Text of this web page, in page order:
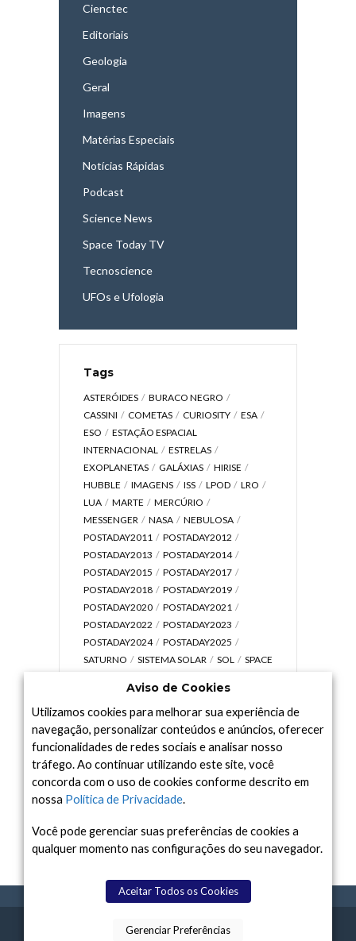
Cienctec
Editoriais
Geologia
Geral
Imagens
Matérias Especiais
Notícias Rápidas
Podcast
Science News
Space Today TV
Tecnoscience
UFOs e Ufologia
Tags
ASTERÓIDES
BURACO NEGRO
CASSINI
COMETAS CURIOSITY
ESA
ESO
ESTAÇÃO ESPACIAL
INTERNACIONAL
ESTRELAS
EXOPLANETAS
GALÁXIAS
HIRISE
HUBBLE
IMAGENS ISS LPOD
LRO
LUA
MARTE
MERCÚRIO
MESSENGER
NASA
NEBULOSA
POSTADAY2011
POSTADAY2012
POSTADAY2013
POSTADAY2014
POSTADAY2015
POSTADAY2017
POSTADAY2018
POSTADAY2019
POSTADAY2020
POSTADAY2021
POSTADAY2022
POSTADAY2023
POSTADAY2024
POSTADAY2025
SATURNO
SISTEMA SOLAR SOL
SPACE
UNIVERSO
VÍDEO
Arquivo
Arquivo
TERMOS CONTATO SPACE TODAY
Aviso de Cookies
Utilizamos cookies para melhorar sua experiência de
navegação, personalizar conteúdos e anúncios, oferecer
funcionalidades de redes sociais e analisar nosso
tráfego. Ao continuar utilizando este site, você
concorda com o uso de cookies conforme descrito em
nossa Política de Privacidade.
Você pode gerenciar suas preferências de cookies a
qualquer momento nas configurações do seu navegador.
Aceitar Todos os Cookies
Gerenciar Preferências